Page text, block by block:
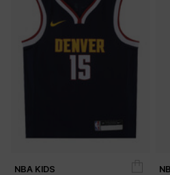
NBA KIDS